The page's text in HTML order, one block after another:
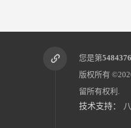
您是第5484376
版权所有
留所有权利.
技术支持：